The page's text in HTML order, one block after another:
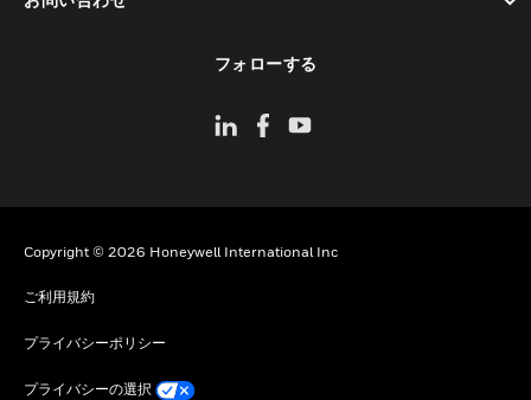
フォローする
Copyright © 2026 Honeywell International Inc
ご利用規約
プライバシーポリシー
プライバシーの選択